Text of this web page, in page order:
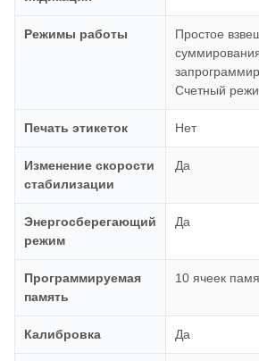
Режимы работы
Простое
Счетный
Печать этикеток Нет
Изменение скорости
стабилизации
Да
Энергосберегающий
режим
Да
Программируемая
память
10 ячеек
Калибровка Да